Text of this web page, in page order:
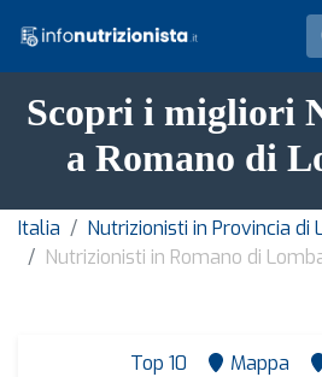
Scopri i migliori
a Romano di
Italia
Nutrizionisti in Provincia di
Nutrizionisti in Romano di
Top 10 Mappa